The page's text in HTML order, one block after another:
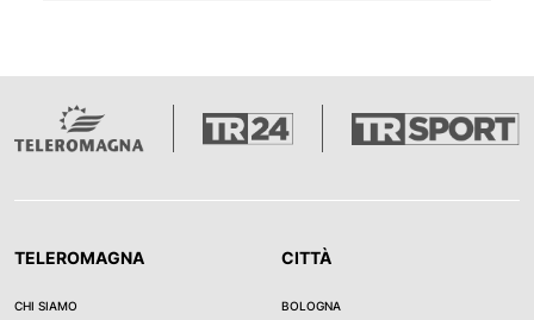
TELEROMAGNA
CHI SIAMO
CITTÀ
BOLOGNA